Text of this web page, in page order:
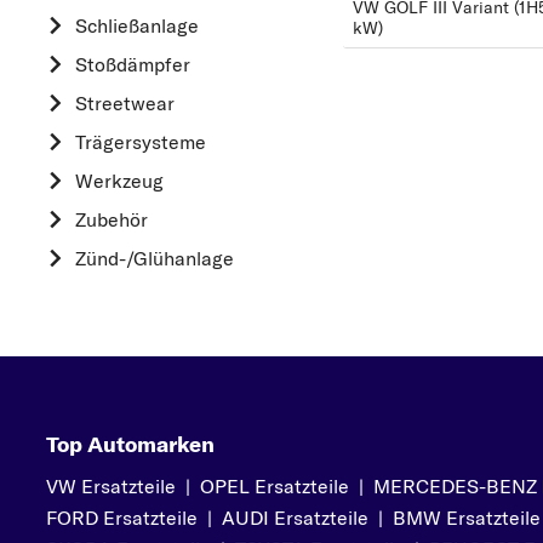
Schließanlage
Stoßdämpfer
Streetwear
Trägersysteme
Werkzeug
Zubehör
Zünd-/Glühanlage
HYUNDAI
K
P
PEUGEOT
VW GOLF III Variant
kW)
Top Automarken
VW Ersatzteile | OPEL Ersatzteile | MERCEDES-
FORD Ersatzteile | AUDI Ersatzteile | BMW Ersatzteile